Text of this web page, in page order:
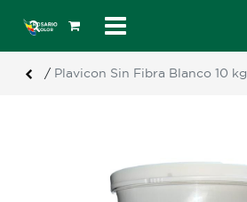
/ Plavicon Sin Fibra Blanco 10 kg